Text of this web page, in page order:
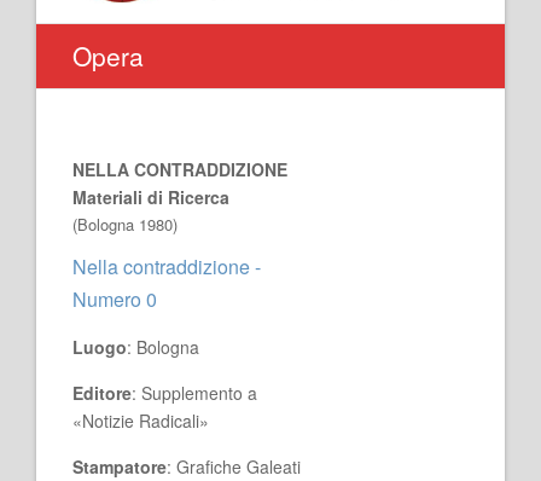
Opera
NELLA CONTRADDIZIONE
Materiali di Ricerca
(Bologna 1980)
Nella contraddizione -
Numero 0
Luogo: Bologna
Editore: Supplemento a
«Notizie Radicali»
Stampatore: Grafiche Galeati